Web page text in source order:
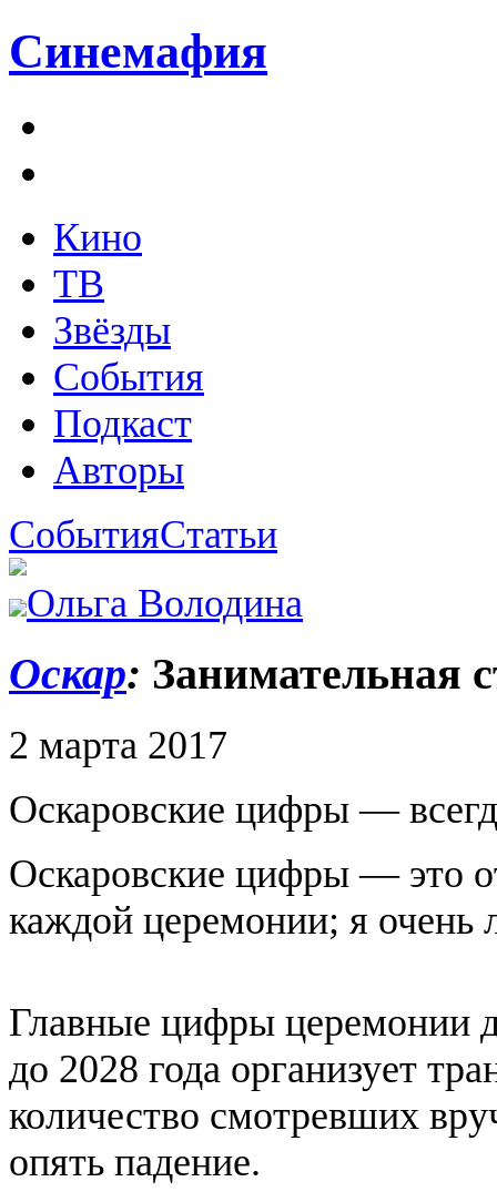
Синемафия
Кино
ТВ
Звёзды
События
Подкаст
Авторы
СобытияСтатьи
Ольга Володина
Оскар: Занимательная
2 марта 2017
Оскаровские цифры —
Оскаровские цифры — это
каждой церемонии; я
Главные цифры церемонии
до 2028 года организует
количество смотревших
опять падение.